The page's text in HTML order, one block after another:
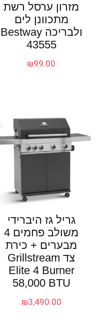
מזרון ערסל רשת
מתכוונן לים
ולבריכה Bestway
43555
₪99.00
גריל גז היברידי
משולב פחמים 4
מבערים + כירת
צד Grillstream
Elite 4 Burner
58,000 BTU
₪3,490.00